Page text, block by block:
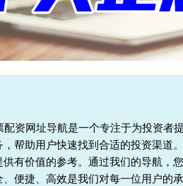
资网址导航是一个专注于为投资者
帮助用户快速找到合适的投资渠道
有价值的参考。通过我们的导航，
便捷、高效是我们对每一位用户的承